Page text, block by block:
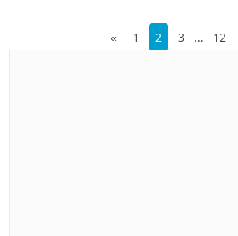
« 1 2 3 … 12